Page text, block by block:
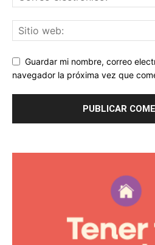
Guardar mi nombre, correo
navegador la próxima vez que